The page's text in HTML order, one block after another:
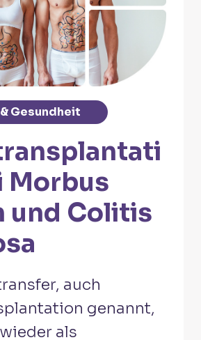
Gesundheit
Morbus
und Colitis
auch
genannt,
als